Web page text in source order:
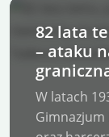
82 lata
– ataku
Tadeusz
W latach
Gimnazjum